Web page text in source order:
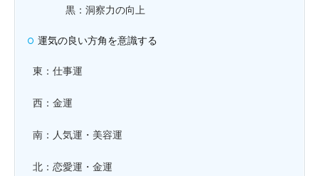
黒：洞察力の向上
運気の良い方角を意識する
東：仕事運
西：金運
南：人気運・美容運
北：恋愛運・金運